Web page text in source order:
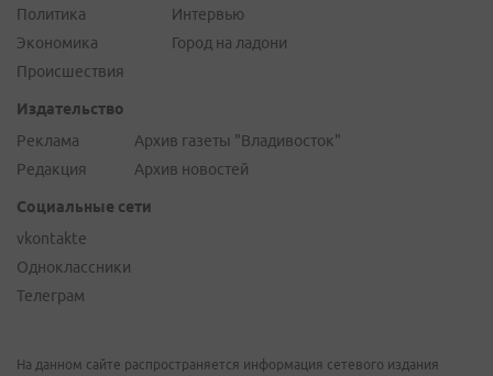
Политика
Экономика
Происшествия
Интервью
Город на ладони
Издательство
Реклама
Редакция
Архив газеты "Владивосток"
Архив новостей
Социальные сети
vkontakte
Одноклассники
Телеграм
На данном сайте распространяется информация сетевого издания